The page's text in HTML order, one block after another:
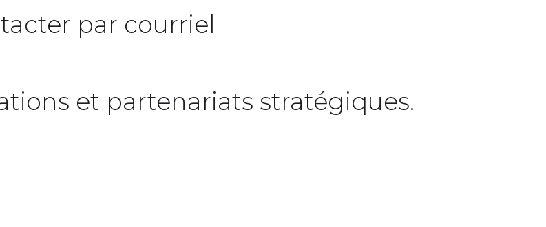
par courriel
et partenariats stratégiques.